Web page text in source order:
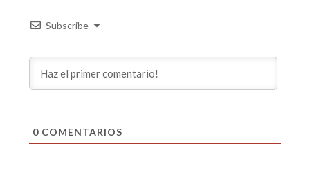
Subscribe
0COMENTARIOS